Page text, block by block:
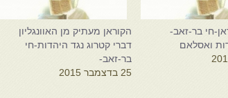
חי בר-זאב-
ואסלאם
הקוראן מעתיק מן האוונגליון
דברי קטרוג נגד היהדות-חי
בר-זאב-
25 בדצמבר 2015